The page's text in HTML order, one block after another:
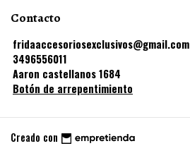
Contacto
fridaaccesoriosexclusivos@gmail.com
3496556011
Aaron castellanos 1684
Botón de arrepentimiento
Creado con